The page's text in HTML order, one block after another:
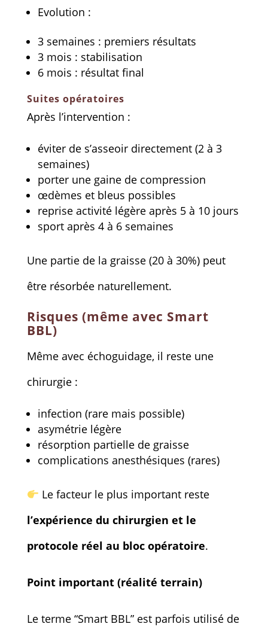
Evolution :
3 semaines : premiers résultats
3 mois : stabilisation
6 mois : résultat final
Suites opératoires
Après l’intervention :
éviter de s’asseoir directement (2 à 3
semaines)
porter une gaine de compression
œdèmes et bleus possibles
reprise activité légère après 5 à 10 jours
sport après 4 à 6 semaines
Une partie de la graisse (20 à 30%) peut
être résorbée naturellement.
Risques (même avec Smart
BBL)
Même avec échoguidage, il reste une
chirurgie :
infection (rare mais possible)
asymétrie légère
résorption partielle de graisse
complications anesthésiques (rares)
Le facteur le plus important reste
l’expérience du chirurgien et le
protocole réel au bloc opératoire.
Point important (réalité terrain)
Le terme “Smart BBL” est parfois utilisé de